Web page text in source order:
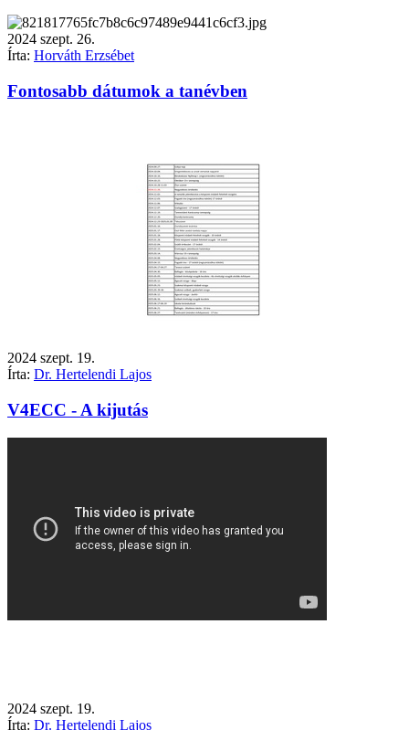
2024 szept. 26.
Írta: Horváth Erzsébet
Fontosabb dátumok a tanévben
2024 szept. 19.
Írta: Dr. Hertelendi Lajos
V4ECC - A kijutás
2024 szept. 19.
Írta: Dr. Hertelendi Lajos